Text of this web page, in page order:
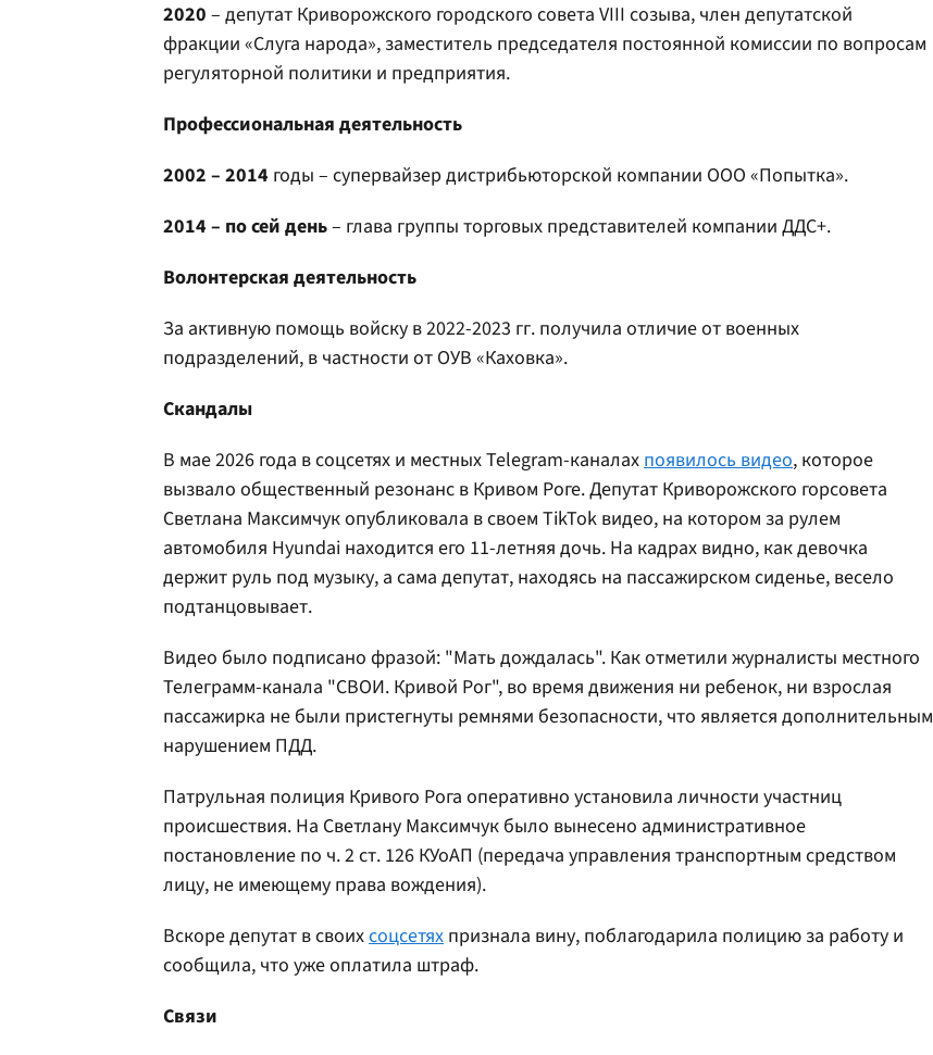
2020 – депутат Криворожского городского совета VIII созыва, член депутатской
фракции «Слуга народа», заместитель председателя постоянной комиссии по вопросам
регуляторной политики и предприятия.
Профессиональная деятельность
2002 – 2014 годы – супервайзер дистрибьюторской компании ООО «Попытка».
2014 – по сей день– глава группы торговых представителей компании ДДС+.
Волонтерская деятельность
За активную помощь войску в 2022-2023 гг. получила отличие от военных
подразделений, в частности от ОУВ «Каховка».
Скандалы
В мае 2026 года в соцсетях и местных Telegram-каналахпоявилось видео, которое
вызвало общественный резонанс в Кривом Роге. Депутат Криворожского горсовета
Светлана Максимчук опубликовала в своем TikTok видео, на котором за рулем
автомобиля Hyundai находится его 11-летняя дочь. На кадрах видно, как девочка
держит руль под музыку, а сама депутат, находясь на пассажирском сиденье, весело
подтанцовывает.
Видео было подписано фразой: "Мать дождалась". Как отметили журналисты местного
Телеграмм-канала "СВОИ. Кривой Рог", во время движения ни ребенок, ни взрослая
пассажирка не были пристегнуты ремнями безопасности, что является дополнительным
нарушением ПДД.
Патрульная полиция Кривого Рога оперативно установила личности участниц
происшествия. На Светлану Максимчук было вынесено административное
постановление по ч. 2 ст. 126 КУоАП (передача управления транспортным средством
лицу, не имеющему права вождения).
Вскоре депутат в своихсоцсетях признала вину, поблагодарила полицию за работу и
сообщила, что уже оплатила штраф.
Связи